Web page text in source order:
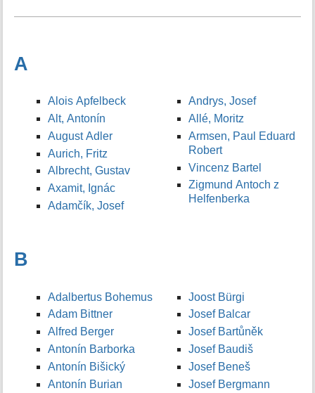
A
Alois Apfelbeck
Alt, Antonín
August Adler
Aurich, Fritz
Albrecht, Gustav
Axamit, Ignác
Adamčík, Josef
Andrys, Josef
Allé, Moritz
Armsen, Paul Eduard
Robert
Vincenz Bartel
Zigmund Antoch z
Helfenberka
B
Adalbertus Bohemus
Adam Bittner
Alfred Berger
Antonín Barborka
Antonín Bišický
Antonín Burian
Joost Bürgi
Josef Balcar
Josef Bartůněk
Josef Baudiš
Josef Beneš
Josef Bergmann